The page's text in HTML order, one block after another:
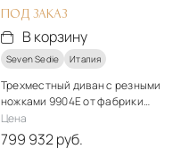
ПОД ЗАКАЗ
В корзину
Seven Sedie Италия
Трехместный диван с резными
ножками 9904E от фабрики
Seven sedie модель Butterfly
Цена
799 932 руб.